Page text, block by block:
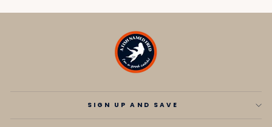
SIGN UP AND SAVE